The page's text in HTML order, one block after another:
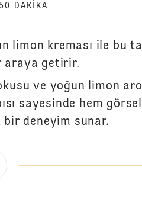
DAKIKA
limon kreması ile bu
araya getirir.
ve yoğun limon
sayesinde hem
bir deneyim sunar.